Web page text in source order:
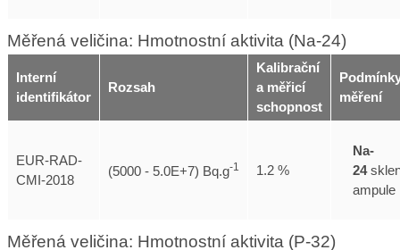
Měřená veličina: Hmotnostní aktivita (Na-24)
Interní
identifikátor
Rozsah
Kalibrační
a měřicí
schopnost
měření
EUR-RAD-
CMI-2018
(5000 - 5.0E+7) Bq.g-1 1.2 %
Na-
24
ampule
Měřená veličina: Hmotnostní aktivita (P-32)